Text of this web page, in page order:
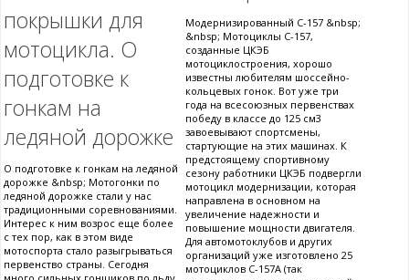
покрышки для
мотоцикла. О
подготовке к
гонкам на
ледяной дорожке
О подготовке к гонкам на ледяной
дорожке &nbsp; Мотогонки по
ледяной дорожке стали у нас
традиционными соревнованиями.
Интерес к ним возрос еще более
с тех пор, как в этом виде
мотоспорта стало разыгрываться
первенство страны. Сегодня
Модернизированный С-157 &nbsp;
&nbsp; Мотоциклы С-157,
созданные ЦКЭБ
мотоциклостроения, хорошо
известны любителям шоссейно-
кольцевых гонок. Вот уже три
года на всесоюзных первенствах
победу в классе до 125 см3
завоевывают спортсмены,
стартующие на этих машинах. К
предстоящему спортивному
сезону работники ЦКЭБ подвергли
мотоцикл модернизации, которая
направлена в основном на
увеличение надежности и
повышение мощности двигателя.
Для автомотоклубов и других
организаций уже изготовлено 25
мотоциклов С-157А (так